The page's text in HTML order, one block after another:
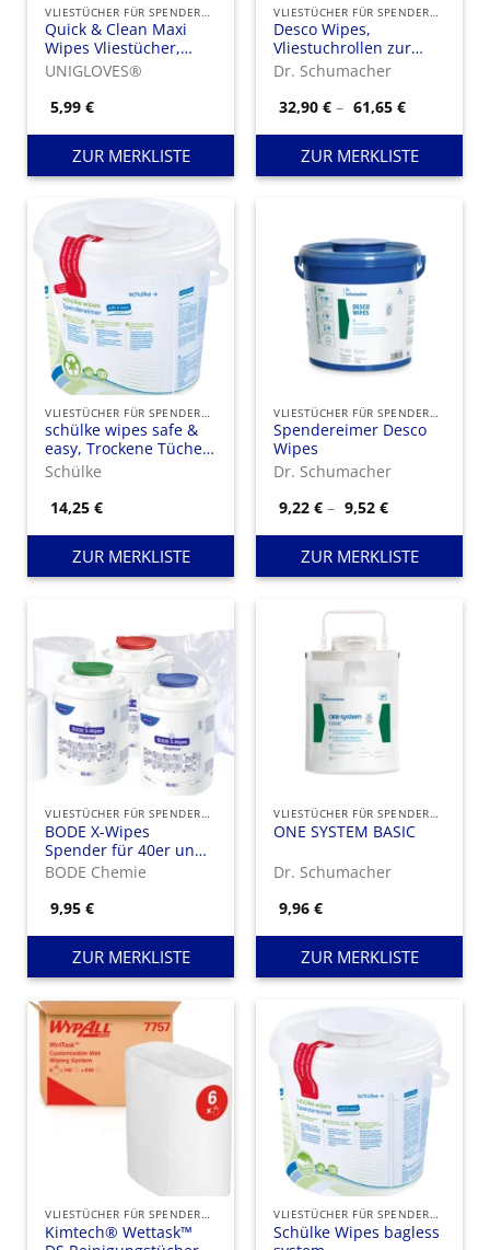
VLIESTÜCHER FÜR SPENDEREIMER
Quick & Clean Maxi
Wipes Vliestücher,
gefaltet
UNIGLOVES®
5,99€
ZUR MERKLISTE
VLIESTÜCHER FÜR SPENDEREIMER
Desco Wipes,
Vliestuchrollen zur
Anwendung in
Vliestuchspendern mit
Flächendesinfektionsmitteln
Dr. Schumacher
32,90€ – 61,65€
32,90 €
bis
61,65 €
ZUR MERKLISTE
VLIESTÜCHER FÜR SPENDEREIMER
schülke wipes safe &
easy, Trockene Tücher
zur Tränkung mit
Schülke
14,25€
ZUR MERKLISTE
VLIESTÜCHER FÜR SPENDEREIMER
Spendereimer Desco
Wipes
Dr. Schumacher
9,22€ – 9,52€Preisspanne:
9,22 €
bis
9,52 €
ZUR MERKLISTE
VLIESTÜCHER FÜR SPENDEREIMER
BODE X-Wipes
Spender für 40er und
90er Rolle
BODE Chemie
9,95€
ZUR MERKLISTE
VLIESTÜCHER FÜR SPENDEREIMER
ONE SYSTEM BASIC
Dr. Schumacher
9,96€
ZUR MERKLISTE
VLIESTÜCHER FÜR SPENDEREIMER
Kimtech® Wettask™
VLIESTÜCHER FÜR SPENDEREIMER
Schülke Wipes bagless